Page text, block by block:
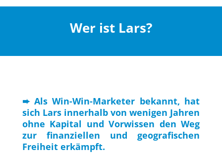
Wer ist Lars?
➨ Als Win-Win-Marketer bekannt, hat
sich Lars innerhalb von wenigen Jahren
ohne Kapital und Vorwissen den Weg
zur finanziellen und geografischen
Freiheit erkämpft.